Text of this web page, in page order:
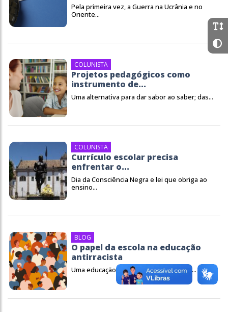
Pela primeira vez, a Guerra na Ucrânia e no
Oriente...
COLUNISTA
Projetos pedagógicos como
instrumento de...
Uma alternativa para dar sabor ao saber; das...
COLUNISTA
Currículo escolar precisa
enfrentar o...
Dia da Consciência Negra e lei que obriga ao
ensino...
BLOG
O papel da escola na educação
antirracista
Uma educação antirracista começa pela...